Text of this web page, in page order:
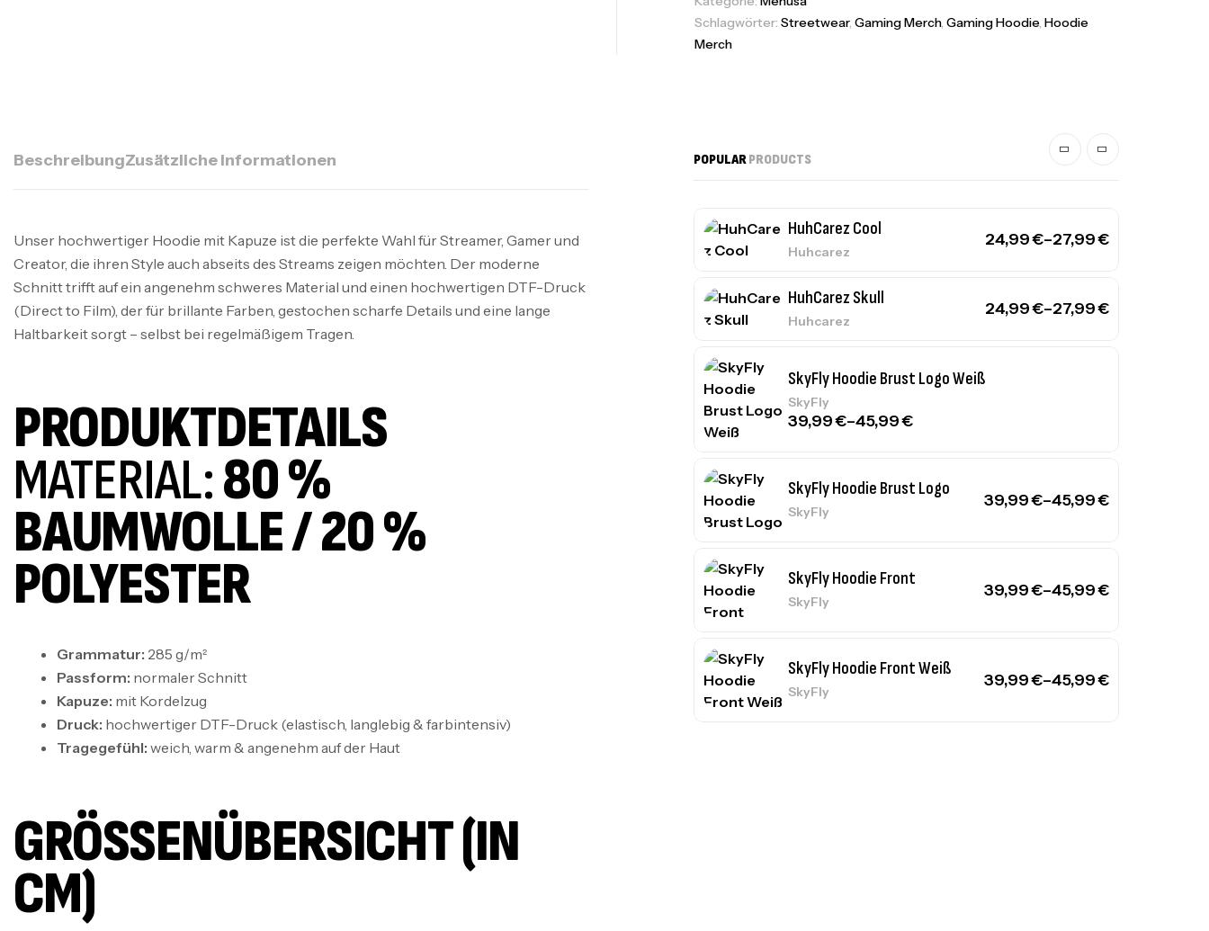
Schlagwörter: Streetwear, Gaming Merch, Gaming Hoodie, Hoodie
Merch
BeschreibungZusätzliche Informationen
Unser hochwertiger Hoodie mit Kapuze ist die perfekte Wahl für Streamer, Gamer und
Creator, die ihren Style auch abseits des Streams zeigen möchten. Der moderne
Schnitt trifft auf ein angenehm schweres Material und einen hochwertigen DTF-Druck
(Direct to Film), der für brillante Farben, gestochen scharfe Details und eine lange
Haltbarkeit sorgt – selbst bei regelmäßigem Tragen.
PRODUKTDETAILS
MATERIAL:80 %
BAUMWOLLE / 20 %
POLYESTER
Grammatur: 285 g/m²
Passform: normaler Schnitt
Kapuze: mit Kordelzug
Druck: hochwertiger DTF-Druck (elastisch, langlebig & farbintensiv)
Tragegefühl: weich, warm & angenehm auf der Haut
GRÖSSENÜBERSICHT (IN C
M)
POPULARPRODUCTS
HuhCarez Cool
Huhcarez
24,99€–27,99€
HuhCarez Skull
Huhcarez
24,99€–27,99€
SkyFly Hoodie Brust Logo Weiß
SkyFly
39,99€–45,99€
SkyFly Hoodie Brust Logo
SkyFly
39,99€–45,99€
SkyFly Hoodie Front
SkyFly
39,99€–45,99€
SkyFly Hoodie Front Weiß
SkyFly
39,99€–45,99€